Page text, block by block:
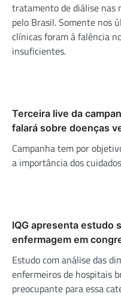
tratamento de diálise nas
pelo Brasil. Somente nos
clínicas foram à falência
insuficientes.
Terceira live da
falará sobre doenças
Campanha tem por
a importância dos
IQG apresenta estudo
enfermagem em
Estudo com análise das
enfermeiros de hospitais
preocupante para essa